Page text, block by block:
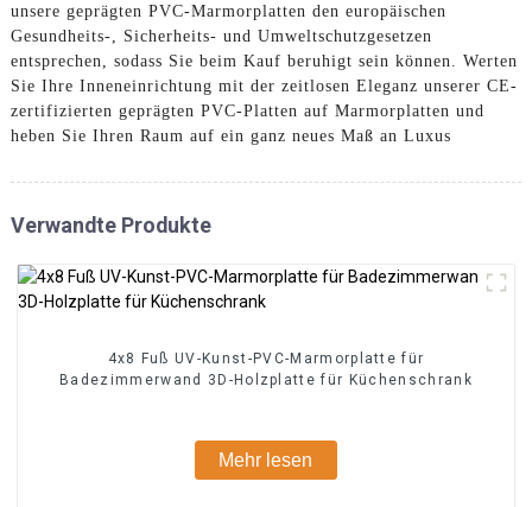
unsere geprägten PVC-Marmorplatten den europäischen
Gesundheits-, Sicherheits- und Umweltschutzgesetzen
entsprechen, sodass Sie beim Kauf beruhigt sein können. Werten
Sie Ihre Inneneinrichtung mit der zeitlosen Eleganz unserer CE-
zertifizierten geprägten PVC-Platten auf Marmorplatten und
heben Sie Ihren Raum auf ein ganz neues Maß an Luxus
Verwandte Produkte
4x8 Fuß UV-Kunst-PVC-Marmorplatte für
Badezimmerwand 3D-Holzplatte für Küchenschrank
Mehr lesen